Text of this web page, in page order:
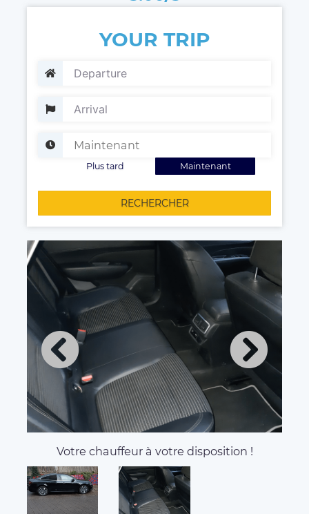
YOUR TRIP
Maintenant
Plus tard
RECHERCHER
Votre chauffeur à votre disposition !